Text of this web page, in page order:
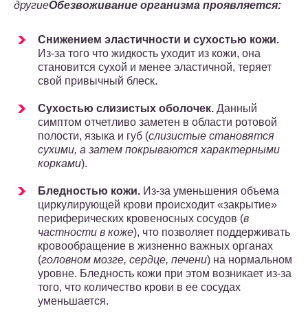
другиеОбезвоживание организма проявляется:
Снижением эластичности и сухостью кожи.
Из-за того что жидкость уходит из кожи, она
становится сухой и менее эластичной, теряет
свой привычный блеск.
Сухостью слизистых оболочек. Данный
симптом отчетливо заметен в области ротовой
полости, языка и губ (слизистые становятся
сухими, а затем покрываются характерными
корками).
Бледностью кожи. Из-за уменьшения объема
циркулирующей крови происходит «закрытие»
периферических кровеносных сосудов (в
частности в коже), что позволяет поддерживать
кровообращение в жизненно важных органах
(головном мозге, сердце, печени) на нормальном
уровне. Бледность кожи при этом возникает из-за
того, что количество крови в ее сосудах
уменьшается.